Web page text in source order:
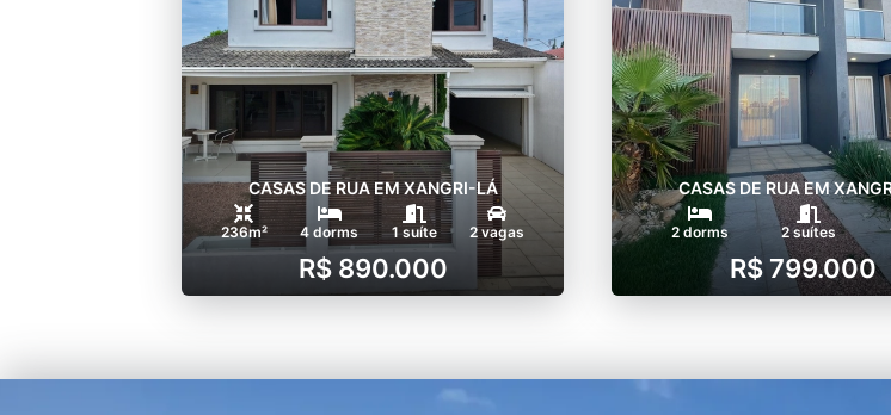
CASAS DE RUA EM XANGRI-LÁ
236m² 4 dorms 1 suíte 2 vagas
R$ 890.000
CASAS DE RUA EM
2 dorms 2 suítes
R$ 799.000